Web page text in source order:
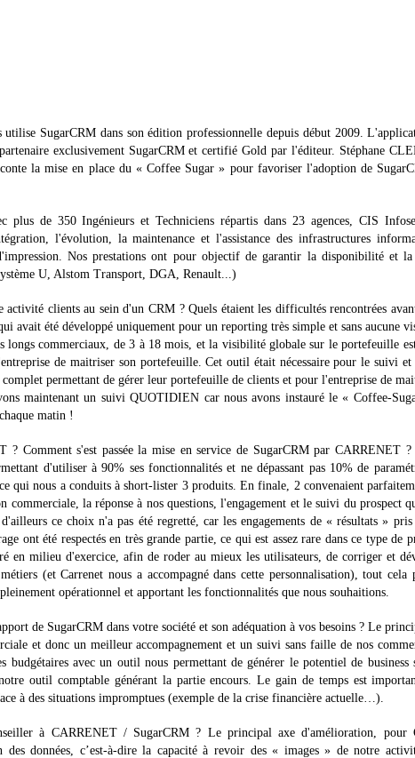
SugarCRM dans son édition professionnelle depuis début 2009.
exclusivement SugarCRM et certifié Gold par l'éditeur. Stéphane
la mise en place du « Coffee Sugar » pour favoriser l'adoption de
plus de 350 Ingénieurs et Techniciens répartis dans 23 agences, CIS
l'évolution, la maintenance et l'assistance des infrastructures
Nos prestations ont pour objectif de garantir la disponibilité et la
U, Alstom Transport, DGA, Renault...)
activité clients au sein d'un CRM ? Quels étaient les difficultés rencontrées
avait été développé uniquement pour un reporting très simple et sans aucune
longs commerciaux, de 3 à 18 mois, et la visibilité globale sur le portefeuille
de maitriser son portefeuille. Cet outil était nécessaire pour le suivi
permettant de gérer leur portefeuille de clients et pour l'entreprise de
maintenant un suivi QUOTIDIEN car nous avons instauré le « Coffee-
matin !
Comment s'est passée la mise en service de SugarCRM par CARRENET ?
d'utiliser à 90% ses fonctionnalités et ne dépassant pas 10% de
qui nous a conduits à short-lister 3 produits. En finale, 2 convenaient
commerciale, la réponse à nos questions, l'engagement et le suivi du prospect
ce choix n'a pas été regretté, car les engagements de « résultats »
ont été respectés en très grande partie, ce qui est assez rare dans ce type de
en milieu d'exercice, afin de roder au mieux les utilisateurs, de corriger et
(et Carrenet nous a accompagné dans cette personnalisation), tout cela
opérationnel et apportant les fonctionnalités que nous souhaitions.
de SugarCRM dans votre société et son adéquation à vos besoins ? Le
et donc un meilleur accompagnement et un suivi sans faille de nos
budgétaires avec un outil nous permettant de générer le potentiel de business
outil comptable générant la partie encours. Le gain de temps est
à des situations impromptues (exemple de la crise financière actuelle…).
à CARRENET / SugarCRM ? Le principal axe d'amélioration, pour
données, c’est-à-dire la capacité à revoir des « images » de notre